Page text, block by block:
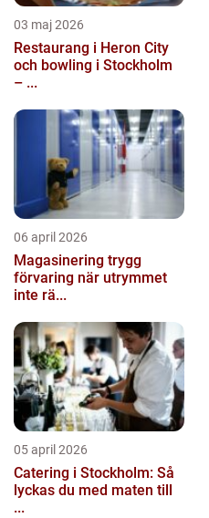
03 maj 2026
Restaurang i Heron City
och bowling i Stockholm
– ...
06 april 2026
Magasinering trygg
förvaring när utrymmet
inte rä...
05 april 2026
Catering i Stockholm: Så
lyckas du med maten till
...